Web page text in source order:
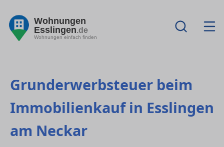
Wohnungen
Esslingen.de
Wohnungen einfach finden
Grunderwerbsteuer beim
Immobilienkauf in Esslingen
am Neckar